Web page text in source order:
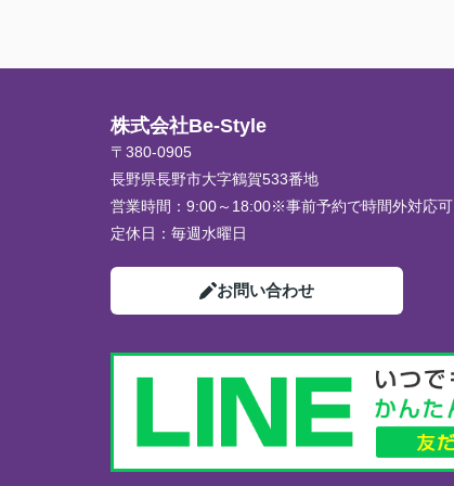
株式会社Be-Style
〒380-0905
長野県長野市大字鶴賀533番地
営業時間： 9:00～18:00※事前予約で時間外対応可
定休日： 毎週水曜日
お問い合わせ